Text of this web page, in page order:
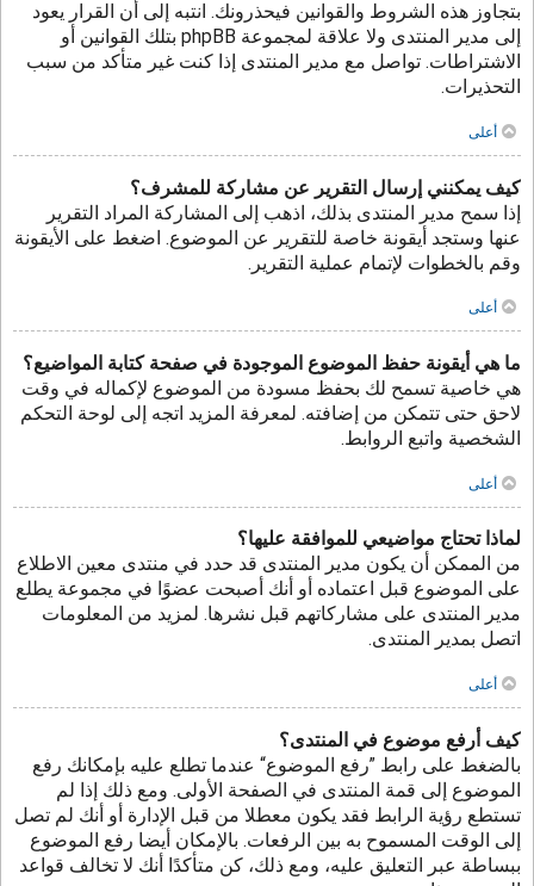
بتجاوز هذه الشروط والقوانين فيحذرونك. انتبه إلى أن القرار يعود
إلى مدير المنتدى ولا علاقة لمجموعة phpBB بتلك القوانين أو
الاشتراطات. تواصل مع مدير المنتدى إذا كنت غير متأكد من سبب
التحذيرات.
أعلى
كيف يمكنني إرسال التقرير عن مشاركة للمشرف؟
إذا سمح مدير المنتدى بذلك، اذهب إلى المشاركة المراد التقرير
عنها وستجد أيقونة خاصة للتقرير عن الموضوع. اضغط على الأيقونة
وقم بالخطوات لإتمام عملية التقرير.
أعلى
ما هي أيقونة حفظ الموضوع الموجودة في صفحة كتابة المواضيع؟
هي خاصية تسمح لك بحفظ مسودة من الموضوع لإكماله في وقت
لاحق حتى تتمكن من إضافته. لمعرفة المزيد اتجه إلى لوحة التحكم
الشخصية واتبع الروابط.
أعلى
لماذا تحتاج مواضيعي للموافقة عليها؟
من الممكن أن يكون مدير المنتدى قد حدد في منتدى معين الاطلاع
على الموضوع قبل اعتماده أو أنك أصبحت عضوًا في مجموعة يطلع
مدير المنتدى على مشاركاتهم قبل نشرها. لمزيد من المعلومات
اتصل بمدير المنتدى.
أعلى
كيف أرفع موضوع في المنتدى؟
بالضغط على رابط ”رفع الموضوع“ عندما تطلع عليه بإمكانك رفع
الموضوع إلى قمة المنتدى في الصفحة الأولى. ومع ذلك إذا لم
تستطع رؤية الرابط فقد يكون معطلا من قبل الإدارة أو أنك لم تصل
إلى الوقت المسموح به بين الرفعات. بالإمكان أيضا رفع الموضوع
ببساطة عبر التعليق عليه، ومع ذلك، كن متأكدًا أنك لا تخالف قواعد